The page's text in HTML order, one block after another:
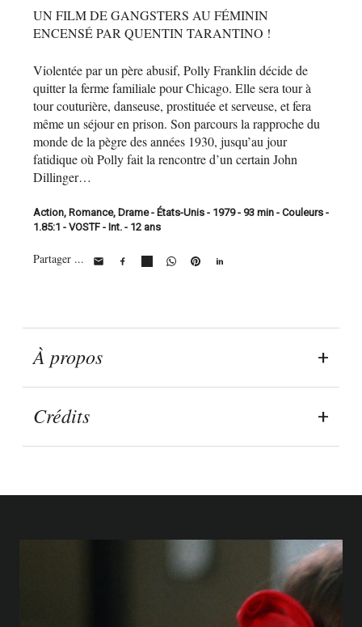
UN FILM DE GANGSTERS AU FÉMININ
ENCENSÉ PAR QUENTIN TARANTINO !
Violentée par un père abusif, Polly Franklin décide de
quitter la ferme familiale pour Chicago. Elle sera tour à
tour couturière, danseuse, prostituée et serveuse, et fera
même un séjour en prison. Son parcours la rapproche du
monde de la pègre des années 1930, jusqu’au jour
fatidique où Polly fait la rencontre d’un certain John
Dillinger…
Action, Romance, Drame - États-Unis - 1979 - 93 min - Couleurs -
1.85:1 - VOSTF - Int. - 12 ans
Partager ...
À propos
Crédits